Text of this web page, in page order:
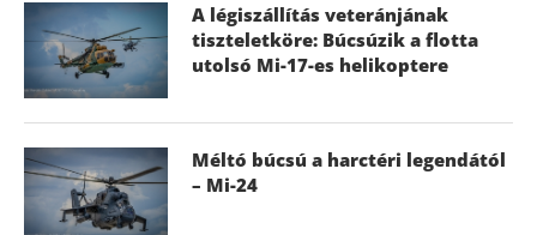
A légiszállítás veteránjának
tiszteletköre: Búcsúzik a flotta
utolsó Mi-17-es helikoptere
Méltó búcsú a harctéri legendától
– Mi-24